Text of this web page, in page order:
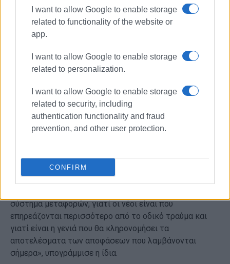
I want to allow Google to enable storage
related to functionality of the website or
app.
I want to allow Google to enable storage
related to personalization.
I want to allow Google to enable storage
related to security, including
authentication functionality and fraud
prevention, and other user protection.
CONFIRM
τροχαίων ατυχημάτων «Πάνος Μυλωνάς»(ΙΟΑΣ)
συστάθηκε στις 12 Μαΐου 2005.
Μυλωνά , τεταρτοετή φοιτητή του Τμήματος
Μηχανολόγων και Αεροναυπηγών Μηχανικών του
Τύπου του αυτοκινήτου, που έχασε τη ζωή του σε ηλικία
22 ετών, ενώ πήγαινε να παρακολουθήσει τα μαθήματά
του στην Πάτρα.
γίνονται δράσεις που θα σώσουν ζωές και θα
διαμορφώσουν μια κουλτούρα οδικής παιδείας. «Είναι
σύστημα μεταφορών, γιατί οι νέοι είναι που
επηρεάζονται περισσότερο από το οδικό τραύμα και
γιατί είναι η γενιά που θα κληρονομήσει τα
αποτελέσματα των αποφάσεων που λαμβάνονται
σήμερα», υπογράμμισε η ίδια.